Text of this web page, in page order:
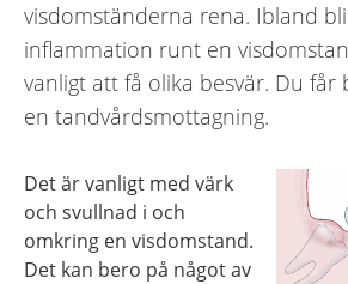
visdomständerna rena. Ibland
inflammation runt en
vanligt att få olika besvär. Du får
en tandvårdsmottagning.
Det är vanligt med värk
och svullnad i och
omkring en visdomstand.
Det kan bero på något av